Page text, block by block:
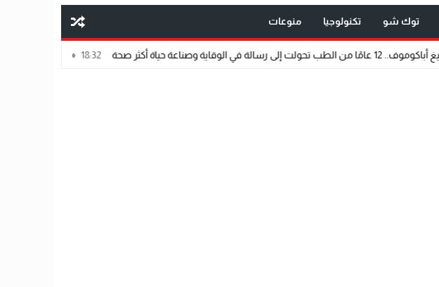
توك شو تكنولوجيا منوعات
18:32 «عالم رشاد».. رسالة ماجستير تتحول